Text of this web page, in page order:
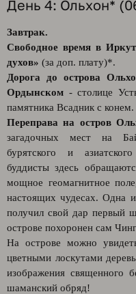
День 4: Ольхон*
Завтрак.
Свободное время в
духов» (за доп. плату)*.
Дорога до острова
Ордынском - столице
памятника Всадник с конем.
Переправа на остров
загадочных мест на
бурятского и
буддисты здесь
мощное геомагнитное
настоящих чудесах. Одна
получил свой дар первый
острове похоронен сам
На острове можно
цветными лоскутами
изображения священного
шаманский обряд!